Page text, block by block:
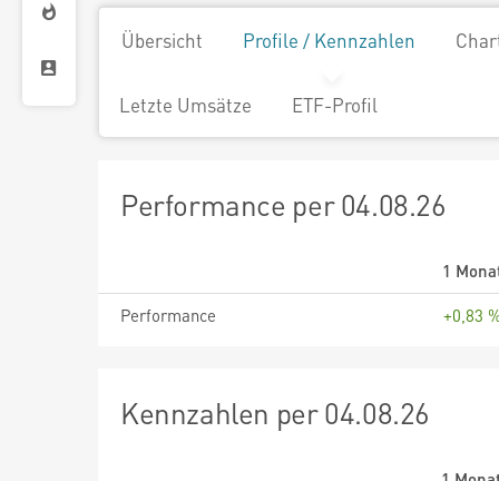
Übersicht Profile / Kennzahlen
Letzte Umsätze ETF-Profil
Performance per 04.08.26
1
Performance
+0,83
Kennzahlen per 04.08.26